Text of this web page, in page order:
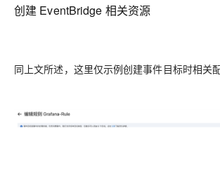
创建 EventBridge 相关资源
同上文所述，这里仅示例创建事件目标时相关配